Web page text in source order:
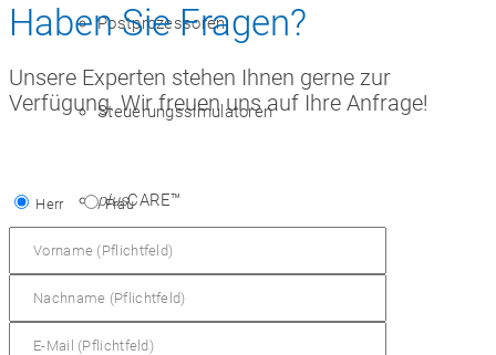
Postprozessoren
Steuerungssimulatoren
plusCARE™
Arbeitshefte
Haben Sie Fragen?
Unsere Experten stehen Ihnen gerne zur
Verfügung. Wir freuen uns auf Ihre Anfrage!
Herr Frau